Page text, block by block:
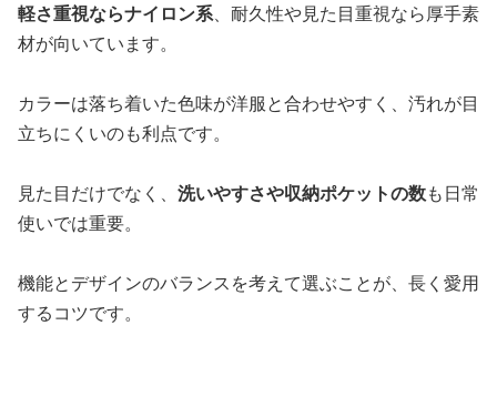
軽さ重視ならナイロン系、耐久性や見た目重視なら厚手素
材が向いています。
カラーは落ち着いた色味が洋服と合わせやすく、汚れが目
立ちにくいのも利点です。
見た目だけでなく、 洗いやすさや収納ポケットの数も日常
使いでは重要。
機能とデザインのバランスを考えて選ぶことが、長く愛用
するコツです。